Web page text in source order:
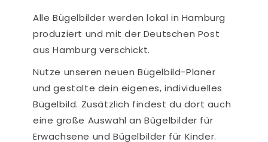
Alle Bügelbilder werden lokal in Hamburg
produziert und mit der Deutschen Post
aus Hamburg verschickt.
Nutze unseren neuen Bügelbild-Planer
und gestalte dein eigenes, individuelles
Bügelbild. Zusätzlich findest du dort auch
eine große Auswahl an Bügelbilder für
Erwachsene und Bügelbilder für Kinder.